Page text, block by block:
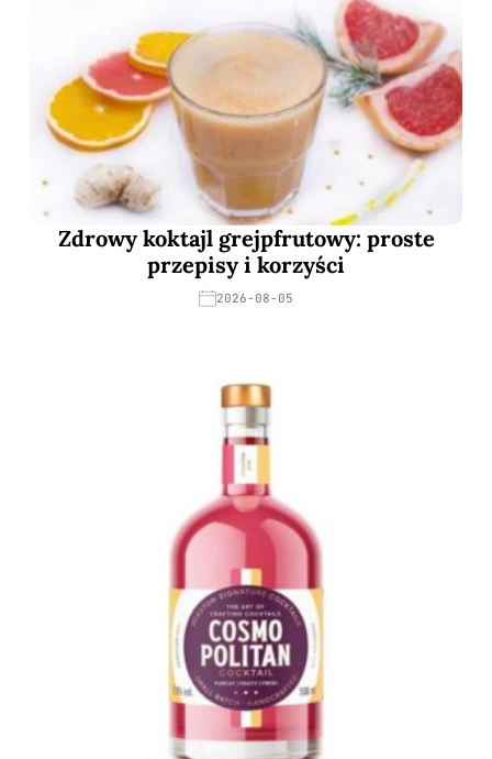
Zdrowy koktajl grejpfrutowy: proste
przepisy i korzyści
2026-08-05